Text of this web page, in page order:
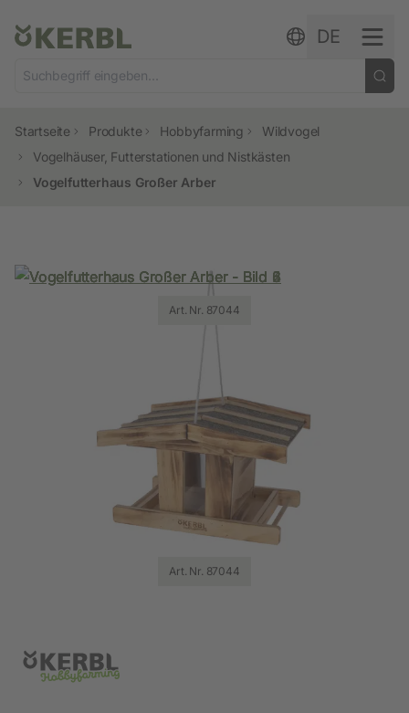
DE
Startseite Produkte Hobbyfarming
Wildvogel
Vogelhäuser, Futterstationen und Nistkästen
Vogelfutterhaus Großer Arber
Art. Nr. 87044
Art. Nr. 87044
Art. Nr. 87044
Art. Nr. 87044
Art. Nr. 87044
Art. Nr. 87044